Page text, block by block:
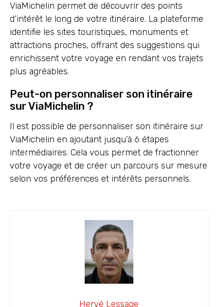
ViaMichelin permet de découvrir des points
d’intérêt le long de votre itinéraire. La plateforme
identifie les sites touristiques, monuments et
attractions proches, offrant des suggestions qui
enrichissent votre voyage en rendant vos trajets
plus agréables.
Peut-on personnaliser son itinéraire
sur ViaMichelin ?
Il est possible de personnaliser son itinéraire sur
ViaMichelin en ajoutant jusqu’à 6 étapes
intermédiaires. Cela vous permet de fractionner
votre voyage et de créer un parcours sur mesure
selon vos préférences et intérêts personnels.
Hervé Lessage